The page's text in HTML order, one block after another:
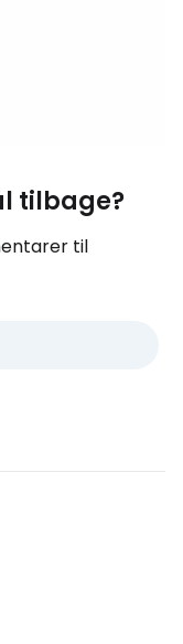
tilbage?
til